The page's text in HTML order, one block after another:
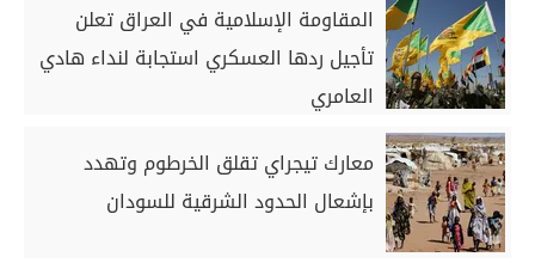
المقاومة الإسلامية في العراق تعلن
تأجيل ردها العسكري استجابة لنداء هادي
العامري
معارك تيجراي تقلق الخرطوم وتهدد
بإشعال الحدود الشرقية للسودان